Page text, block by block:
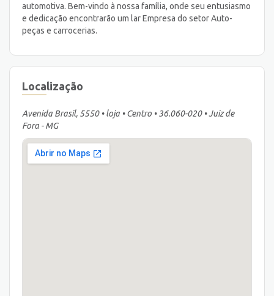
automotiva. Bem-vindo à nossa família, onde seu entusiasmo
e dedicação encontrarão um lar Empresa do setor Auto-
peças e carrocerias.
Localização
Avenida Brasil, 5550 • loja • Centro • 36.060-020 • Juiz de
Fora - MG